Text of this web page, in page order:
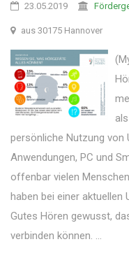
23.05.2019
aus 30175 Hannover
persönliche Nutzung von
Anwendungen, PC und
offenbar vielen
haben bei einer
Gutes Hören gewusst,
verbinden können. ...